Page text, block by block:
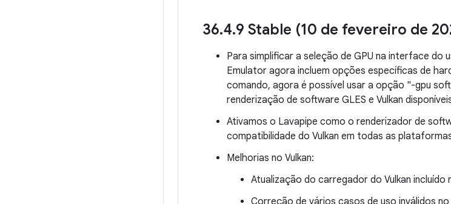
36.4.9 Stable (10 de fevereiro de
Para simplificar a seleção de GPU na interface do
Emulator agora incluem opções específicas de
comando, agora é possível usar a opção "-gpu
renderização de software GLES e Vulkan
Ativamos o Lavapipe como o renderizador de
compatibilidade do Vulkan em todas as
Melhorias no Vulkan:
Atualização do carregador do Vulkan incluído
Correção de vários casos de uso inválidos no